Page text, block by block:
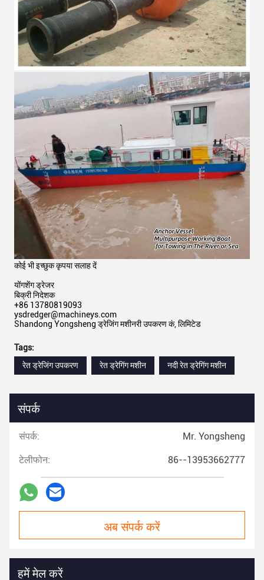
कोई भी इच्छुक कृपया सलाह दें
योंगशेंग ड्रेजर
बिक्री निदेशक
+86 13780819093
ysdredger@machineys.com
Shandong Yongsheng ड्रेजिंग मशीनरी उपकरण कं, लिमिटेड
Tags:
रेत ड्रेजिंग उपकरण
रेत ड्रेगिंग मशीन नदी रेत ड्रेगिंग मशीन
संपर्क
संपर्क: Mr. Yongsheng
टेलीफोन: 86--13953662777
अब संपर्क करें
हमें मेल करें